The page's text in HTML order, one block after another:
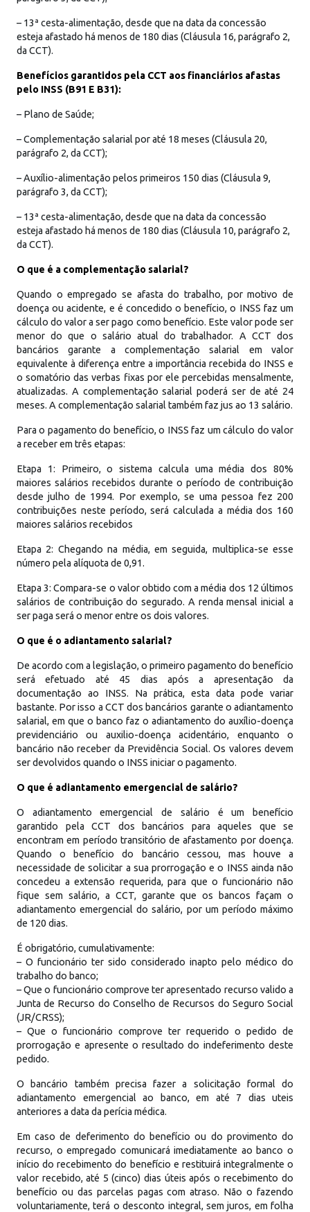
– 13ª cesta-alimentação, desde que na data da concessão
esteja afastado há menos de 180 dias (Cláusula 16, parágrafo 2,
da CCT).
Benefícios garantidos pela CCT aos financiários afastas
pelo INSS (B91 E B31):
– Plano de Saúde;
– Complementação salarial por até 18 meses (Cláusula 20,
parágrafo 2, da CCT);
– Auxílio-alimentação pelos primeiros 150 dias (Cláusula 9,
parágrafo 3, da CCT);
– 13ª cesta-alimentação, desde que na data da concessão
esteja afastado há menos de 180 dias (Cláusula 10, parágrafo 2,
da CCT).
O que é a complementação salarial?
Quando o empregado se afasta do trabalho, por motivo de
doença ou acidente, e é concedido o benefício, o INSS faz um
cálculo do valor a ser pago como benefício. Este valor pode ser
menor do que o salário atual do trabalhador. A CCT dos
bancários garante a complementação salarial em valor
equivalente à diferença entre a importância recebida do INSS e
o somatório das verbas fixas por ele percebidas mensalmente,
atualizadas. A complementação salarial poderá ser de até 24
meses. A complementação salarial também faz jus ao 13 salário.
Para o pagamento do benefício, o INSS faz um cálculo do valor
a receber em três etapas:
Etapa 1: Primeiro, o sistema calcula uma média dos 80%
maiores salários recebidos durante o período de contribuição
desde julho de 1994. Por exemplo, se uma pessoa fez 200
contribuições neste período, será calculada a média dos 160
maiores salários recebidos
Etapa 2: Chegando na média, em seguida, multiplica-se esse
número pela alíquota de 0,91.
Etapa 3: Compara-se o valor obtido com a média dos 12 últimos
salários de contribuição do segurado. A renda mensal inicial a
ser paga será o menor entre os dois valores.
O que é o adiantamento salarial?
De acordo com a legislação, o primeiro pagamento do benefício
será efetuado até 45 dias após a apresentação da
documentação ao INSS. Na prática, esta data pode variar
bastante. Por isso a CCT dos bancários garante o adiantamento
salarial, em que o banco faz o adiantamento do auxílio-doença
previdenciário ou auxilio-doença acidentário, enquanto o
bancário não receber da Previdência Social. Os valores devem
ser devolvidos quando o INSS iniciar o pagamento.
O que é adiantamento emergencial de salário?
O adiantamento emergencial de salário é um benefício
garantido pela CCT dos bancários para aqueles que se
encontram em período transitório de afastamento por doença.
Quando o benefício do bancário cessou, mas houve a
necessidade de solicitar a sua prorrogação e o INSS ainda não
concedeu a extensão requerida, para que o funcionário não
fique sem salário, a CCT, garante que os bancos façam o
adiantamento emergencial do salário, por um período máximo
de 120 dias.
É obrigatório, cumulativamente:
– O funcionário ter sido considerado inapto pelo médico do
trabalho do banco;
– Que o funcionário comprove ter apresentado recurso valido a
Junta de Recurso do Conselho de Recursos do Seguro Social
(JR/CRSS);
– Que o funcionário comprove ter requerido o pedido de
prorrogação e apresente o resultado do indeferimento deste
pedido.
O bancário também precisa fazer a solicitação formal do
adiantamento emergencial ao banco, em até 7 dias uteis
anteriores a data da perícia médica.
Em caso de deferimento do benefício ou do provimento do
recurso, o empregado comunicará imediatamente ao banco o
início do recebimento do benefício e restituirá integralmente o
valor recebido, até 5 (cinco) dias úteis após o recebimento do
benefício ou das parcelas pagas com atraso. Não o fazendo
voluntariamente, terá o desconto integral, sem juros, em folha